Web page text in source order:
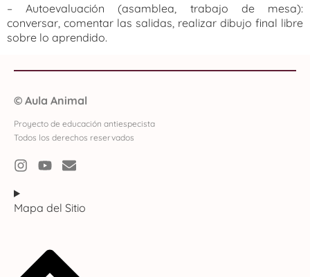
– Autoevaluación (asamblea, trabajo de mesa):
conversar, comentar las salidas, realizar dibujo final libre
sobre lo aprendido.
© Aula Animal
Proyecto de educación antiespecista
Todos los derechos reservados
Mapa del Sitio